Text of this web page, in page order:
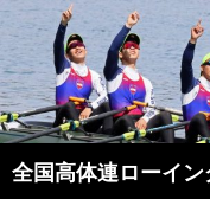
全国高体連ローイ
検
索